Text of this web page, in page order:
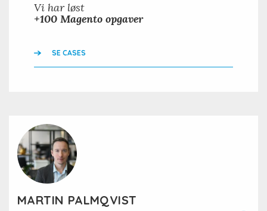
Vi har løst
+100 Magento opgaver
SE CASES
MARTIN PALMQVIST